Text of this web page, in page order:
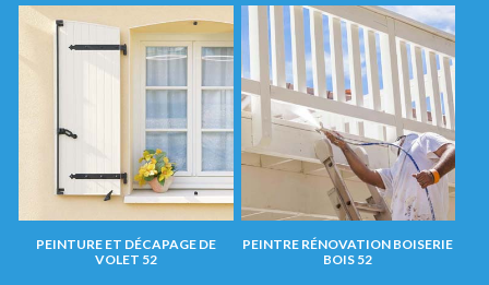
PEINTURE ET DÉCAPAGE DE
VOLET 52
PEINTRE RÉNOVATION BOISERIE
BOIS 52